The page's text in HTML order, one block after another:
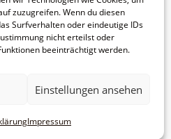
zuzugreifen. Wenn du diesen
Surfverhalten oder eindeutige IDs
nicht erteilst oder
beeinträchtigt werden.
Einstellungen ansehen
Impressum